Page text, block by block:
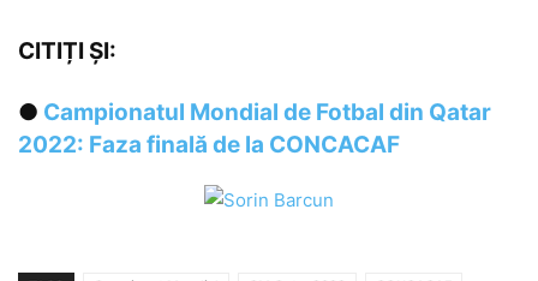
CITIȚI ȘI:
● Campionatul Mondial de Fotbal din Qatar
2022: Faza finală de la CONCACAF